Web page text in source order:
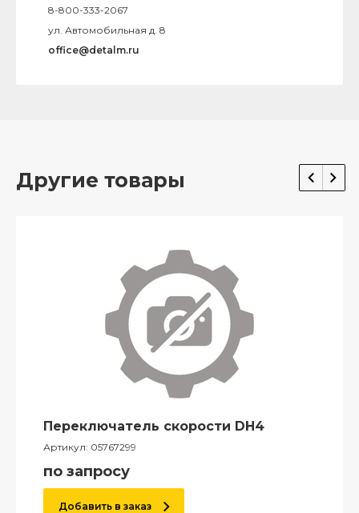
8-800-333-2067
ул. Автомобильная д. 8
office@detalm.ru
Другие товары
Переключатель скорости DH4
Артикул: 05767299
по запросу
Добавить в заказ